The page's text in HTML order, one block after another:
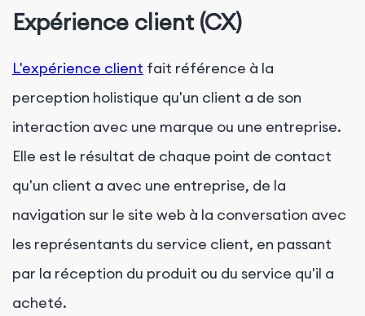
Expérience client (CX)
L'expérience client fait référence à la
perception holistique qu'un client a de son
interaction avec une marque ou une entreprise.
Elle est le résultat de chaque point de contact
qu'un client a avec une entreprise, de la
navigation sur le site web à la conversation avec
les représentants du service client, en passant
par la réception du produit ou du service qu'il a
acheté.